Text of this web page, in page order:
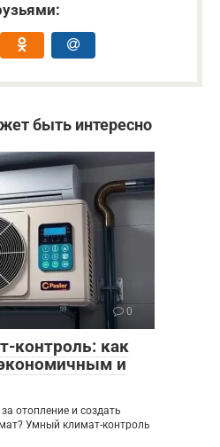
быть интересно
0
контроль: как
и
отопление и создать
Умный климат-контроль